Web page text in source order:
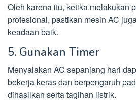
Oleh karena itu, ketika melakukan
profesional, pastikan mesin AC
keadaan baik.
5. Gunakan Timer
Menyalakan AC sepanjang hari
bekerja keras dan berpengaruh
dihasilkan serta tagihan listrik.